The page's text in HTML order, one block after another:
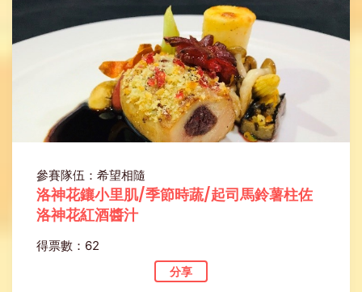
參賽隊伍：希望相隨
洛神花鑲小里肌/季節時蔬/起司馬鈴薯柱佐
洛神花紅酒醬汁
得票數：62
分享